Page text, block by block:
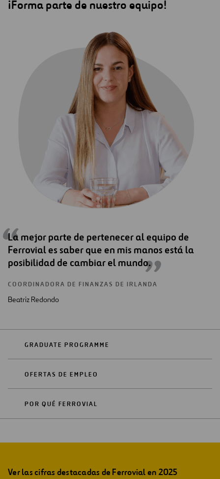
¡Forma parte de nuestro equipo!
La mejor parte de pertenecer al equipo de
Ferrovial es saber que en mis manos está la
posibilidad de cambiar el mundo.
COORDINADORA DE FINANZAS DE IRLANDA
Beatriz Redondo
GRADUATE PROGRAMME
OFERTAS DE EMPLEO
POR QUÉ FERROVIAL
Ver las cifras destacadas de Ferrovial en 2025